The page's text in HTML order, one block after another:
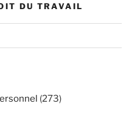
DU TRAVAIL
(273)